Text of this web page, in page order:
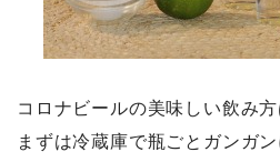
コロナビールの美味しい飲み方
まずは冷蔵庫で瓶ごとガンガン